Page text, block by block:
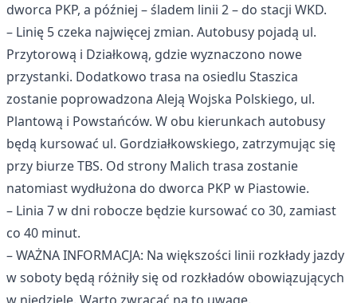
dworca PKP, a później – śladem linii 2 – do stacji WKD.
– Linię 5 czeka najwięcej zmian. Autobusy pojadą ul.
Przytorową i Działkową, gdzie wyznaczono nowe
przystanki. Dodatkowo trasa na osiedlu Staszica
zostanie poprowadzona Aleją Wojska Polskiego, ul.
Plantową i Powstańców. W obu kierunkach autobusy
będą kursować ul. Gordziałkowskiego, zatrzymując się
przy biurze TBS. Od strony Malich trasa zostanie
natomiast wydłużona do dworca PKP w Piastowie.
– Linia 7 w dni robocze będzie kursować co 30, zamiast
co 40 minut.
– WAŻNA INFORMACJA: Na większości linii rozkłady jazdy
w soboty będą różniły się od rozkładów obowiązujących